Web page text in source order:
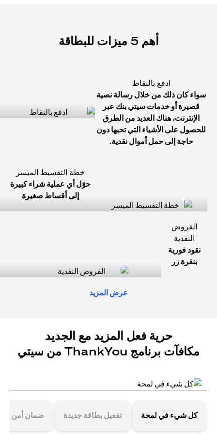
أهم 5 ميزات للبطاقة
ادفع بالنقاط
سواء كان ذلك من خلال رسالة نصية
قصيرة أو خدمات سيتي بنك عبر
الإنترنت، هناك العديد من الطرق
للحصول على الأشياء التي تحبها دون
حاجة إلى حمل أموال نقدية.
خطة التقسيط الميسر
حوّل أي عملية شراء كبيرة
إلى أقساط صغيرة
القروض
النقدية
نقود فورية
بنقرة زر
عرض المزيد
حرية فعل المزيد مع الجديد
مكافآت برنامج ThankYou من سيتي
كل شيء في لمحة تفعيل بطاقة جديدة ضمان أمن